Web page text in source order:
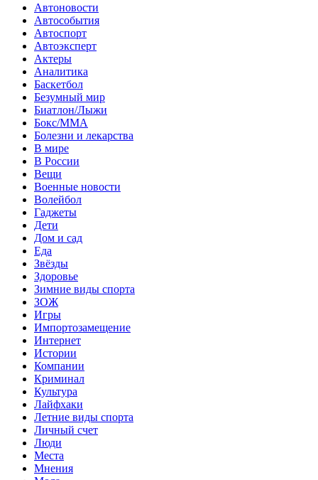
Автоновости
Автособытия
Автоспорт
Автоэксперт
Актеры
Аналитика
Баскетбол
Безумный мир
Биатлон/Лыжи
Бокс/MMA
Болезни и лекарства
В мире
В России
Вещи
Военные новости
Волейбол
Гаджеты
Дети
Дом и сад
Еда
Звёзды
Здоровье
Зимние виды спорта
ЗОЖ
Игры
Импортозамещение
Интернет
Истории
Компании
Криминал
Культура
Лайфхаки
Летние виды спорта
Личный счет
Люди
Места
Мнения